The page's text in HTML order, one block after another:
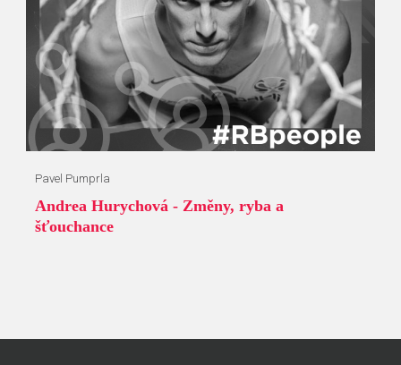
Pavel Pumprla
Andrea Hurychová - Změny, ryba a
šťouchance